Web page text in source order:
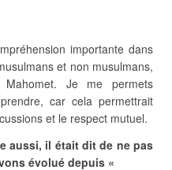
importante dans
et non musulmans,
Je me permets
car cela permettrait
et le respect mutuel.
aussi, il était dit de ne pas
évolué depuis «